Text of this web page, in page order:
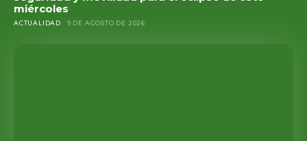
miércoles
ACTUALIDAD 9 DE AGOSTO DE 2026